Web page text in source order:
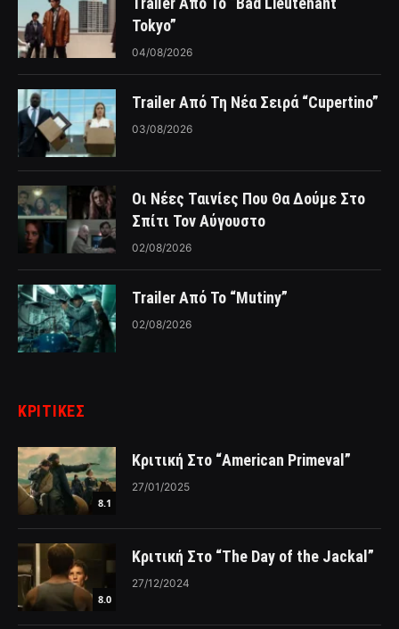
Tokyo”
04/08/2026
Trailer Από Τη Νέα Σειρά “Cupertino”
03/08/2026
Οι Νέες Ταινίες Που Θα Δούμε Στο
Σπίτι Τον Αύγουστο
02/08/2026
Trailer Από Το “Mutiny”
02/08/2026
ΚΡΙΤΙΚΈΣ
8.1
Κριτική Στο “American Primeval”
27/01/2025
8.0
Κριτική Στο “The Day of the Jackal”
27/12/2024